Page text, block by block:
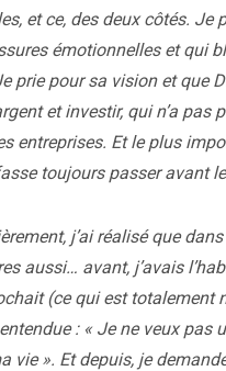
et ce, des deux côtés. Je
émotionnelles et qui
prie pour sa vision et que
et investir, qui n’a
entreprises. Et le plus
toujours passer avant le
j’ai réalisé que
aussi… avant, j’avais
(ce qui est totalement
: « Je ne veux pas
vie ». Et depuis, je